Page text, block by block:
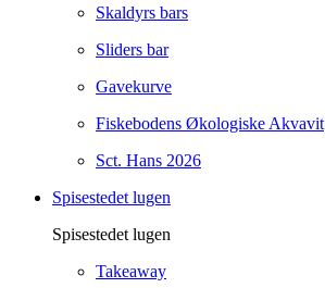
Skaldyrs bars
Sliders bar
Gavekurve
Fiskebodens Økologiske Akvavit
Sct. Hans 2026
Spisestedet lugen
Spisestedet lugen
Takeaway